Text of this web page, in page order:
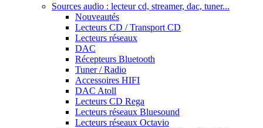
Sources audio : lecteur cd, streamer, dac, tuner...
Nouveautés
Lecteurs CD / Transport CD
Lecteurs réseaux
DAC
Récepteurs Bluetooth
Tuner / Radio
Accessoires HIFI
DAC Atoll
Lecteurs CD Rega
Lecteurs réseaux Bluesound
Lecteurs réseaux Octavio